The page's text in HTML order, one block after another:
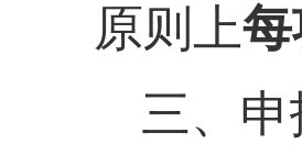
原则上
三、